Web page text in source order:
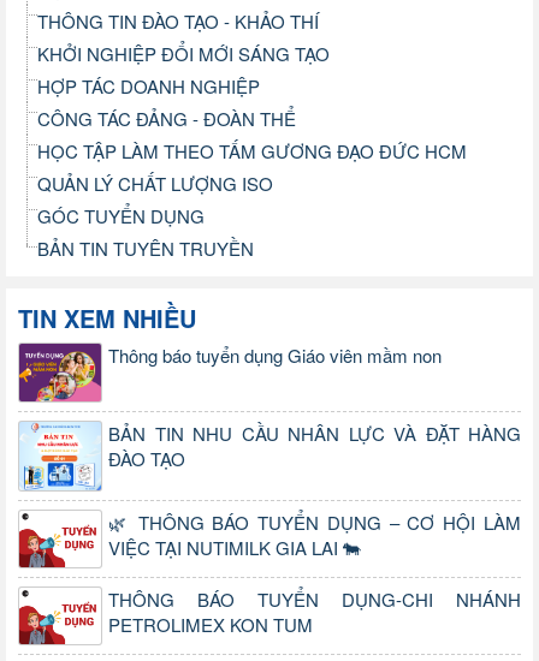
THÔNG TIN ĐÀO TẠO - KHẢO THÍ
KHỞI NGHIỆP ĐỔI MỚI SÁNG TẠO
HỢP TÁC DOANH NGHIỆP
CÔNG TÁC ĐẢNG - ĐOÀN THỂ
HỌC TẬP LÀM THEO TẤM GƯƠNG ĐẠO ĐỨC HCM
QUẢN LÝ CHẤT LƯỢNG ISO
GÓC TUYỂN DỤNG
BẢN TIN TUYÊN TRUYỀN
TIN XEM NHIỀU
Thông báo tuyển dụng Giáo viên mầm non
BẢN TIN NHU CẦU NHÂN LỰC VÀ ĐẶT HÀNG
ĐÀO TẠO
🌿 THÔNG BÁO TUYỂN DỤNG – CƠ HỘI LÀM
VIỆC TẠI NUTIMILK GIA LAI 🐄
THÔNG BÁO TUYỂN DỤNG-CHI NHÁNH
PETROLIMEX KON TUM